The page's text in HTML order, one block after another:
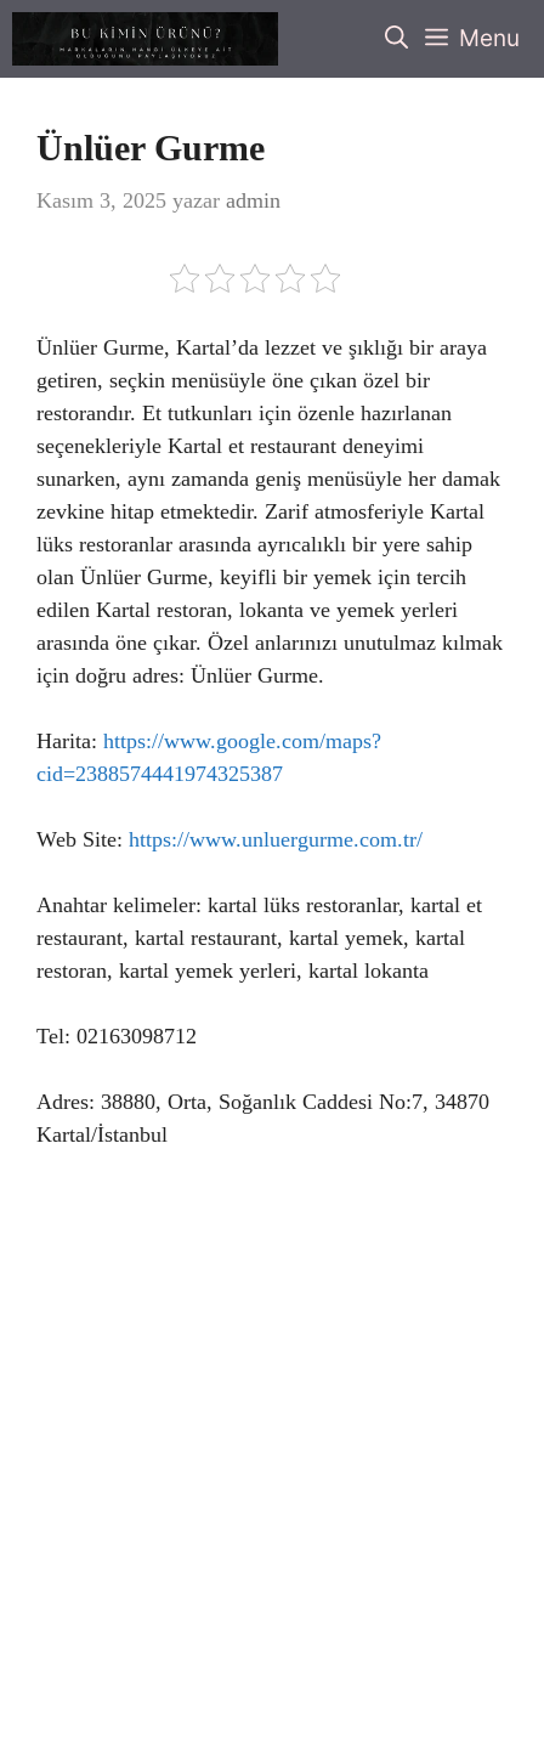
İçeriğe
Menu
Ünlüer Gurme
Kasım 3, 2025 yazar admin
Ünlüer Gurme, Kartal’da lezzet ve şıklığı bir araya
getiren, seçkin menüsüyle öne çıkan özel bir
restorandır. Et tutkunları için özenle hazırlanan
seçenekleriyle Kartal et restaurant deneyimi
sunarken, aynı zamanda geniş menüsüyle her damak
zevkine hitap etmektedir. Zarif atmosferiyle Kartal
lüks restoranlar arasında ayrıcalıklı bir yere sahip
olan Ünlüer Gurme, keyifli bir yemek için tercih
edilen Kartal restoran, lokanta ve yemek yerleri
arasında öne çıkar. Özel anlarınızı unutulmaz kılmak
için doğru adres: Ünlüer Gurme.
Harita: https://www.google.com/maps?
cid=2388574441974325387
Web Site: https://www.unluergurme.com.tr/
Anahtar kelimeler: kartal lüks restoranlar, kartal et
restaurant, kartal restaurant, kartal yemek, kartal
restoran, kartal yemek yerleri, kartal lokanta
Tel: 02163098712
Adres: 38880, Orta, Soğanlık Caddesi No:7, 34870
Kartal/İstanbul